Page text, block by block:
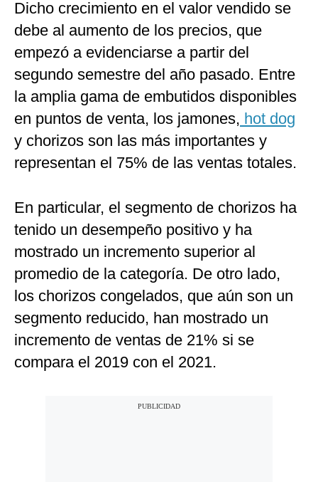
Dicho crecimiento en el valor vendido se
debe al aumento de los precios, que
empezó a evidenciarse a partir del
segundo semestre del año pasado. Entre
la amplia gama de embutidos disponibles
en puntos de venta, los jamones, hot dog
y chorizos son las más importantes y
representan el 75% de las ventas totales.
En particular, el segmento de chorizos ha
tenido un desempeño positivo y ha
mostrado un incremento superior al
promedio de la categoría. De otro lado,
los chorizos congelados, que aún son un
segmento reducido, han mostrado un
incremento de ventas de 21% si se
compara el 2019 con el 2021.